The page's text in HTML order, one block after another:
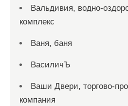
Вальдивия, водно-
комплекс
Ваня, баня
ВасиличЪ
Ваши Двери, торгово-
компания